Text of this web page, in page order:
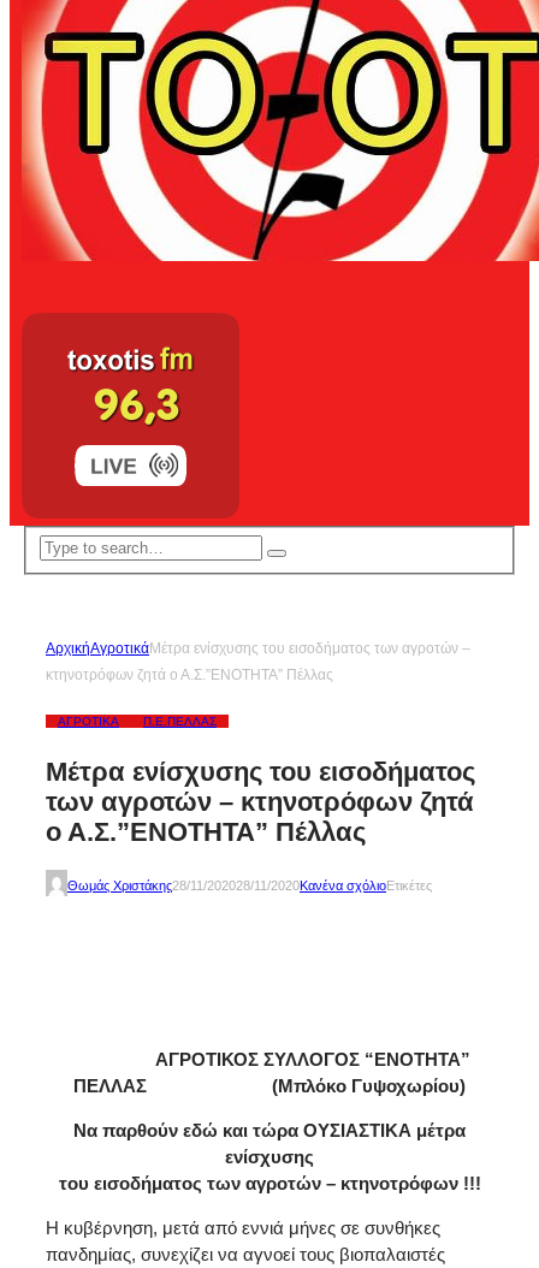
ΑρχικήΑγροτικάΜέτρα ενίσχυσης του εισοδήματος των αγροτών –
κτηνοτρόφων ζητά ο Α.Σ.”ΕΝΟΤΗΤΑ” Πέλλας
ΑΓΡΟΤΙΚΆ Π.Ε.ΠΈΛΛΑΣ
Μέτρα ενίσχυσης του εισοδήματος
των αγροτών – κτηνοτρόφων ζητά
ο Α.Σ.”ΕΝΟΤΗΤΑ” Πέλλας
Θωμάς Χριστάκης28/11/202028/11/2020Κανένα σχόλιοΕτικέτες
ΑΓΡΟΤΙΚΟΣ ΣΥΛΛΟΓΟΣ “ΕΝΟΤΗΤΑ”
ΠΕΛΛΑΣ (Μπλόκο Γυψοχωρίου)
Να παρθούν εδώ και τώρα ΟΥΣΙΑΣΤΙΚΑ μέτρα
ενίσχυσης
του εισοδήματος των αγροτών – κτηνοτρόφων !!!
Η κυβέρνηση, μετά από εννιά μήνες σε συνθήκες
πανδημίας, συνεχίζει να αγνοεί τους βιοπαλαιστές